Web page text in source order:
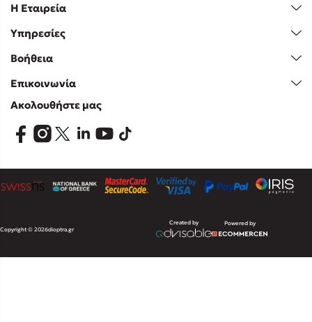
Η Εταιρεία
Υπηρεσίες
Βοήθεια
Επικοινωνία
Ακολουθήστε μας
Copyright © 2026dioptra.gr
Created by Powered by